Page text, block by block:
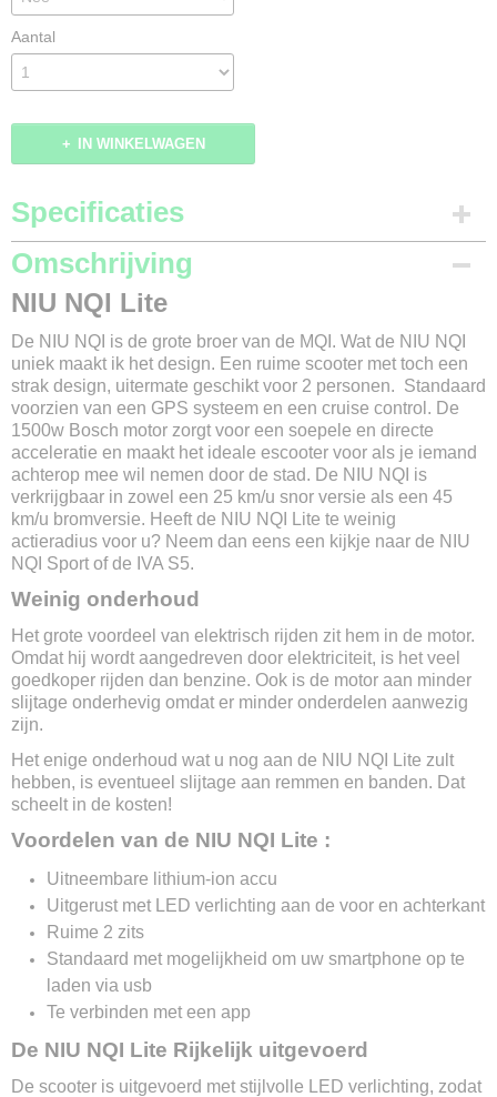
Aantal
IN WINKELWAGEN
Specificaties
Productcode
142-711
Merk
Model
NQI Lite
Kleur
Blauw / Zwart / Grijs / Wit
Max. snelheid
25 km/u of 45 km/u
Gewicht
95 kg
Max. belasting
220 kg
Afmetingen
Actieradius
Tot 70 km (-30% 45km/u)
Soort accu
Lithium-ion
26 Ah
Optie voor 2e accu
Nee
Max. oplaadtijd
Uitneembare accu
Ja
Stroomoutput motor
1500w
Type motor
Bosch
Led
Wielen
Omschrijving
NIU NQI Lite
De NIU NQI is de grote broer van de MQI. Wat de NIU NQI
uniek maakt ik het design. Een ruime scooter met toch een
strak design, uitermate geschikt voor 2 personen. Standaard
voorzien van een GPS systeem en een cruise control. De
1500w Bosch motor zorgt voor een soepele en directe
acceleratie en maakt het ideale escooter voor als je iemand
achterop mee wil nemen door de stad. De NIU NQI is
verkrijgbaar in zowel een 25 km/u snor versie als een 45
km/u bromversie. Heeft de NIU NQI Lite te weinig
actieradius voor u? Neem dan eens een kijkje naar de NIU
NQI Sport of de IVA S5.
Weinig onderhoud
Het grote voordeel van elektrisch rijden zit hem in de motor.
Omdat hij wordt aangedreven door elektriciteit, is het veel
goedkoper rijden dan benzine. Ook is de motor aan minder
slijtage onderhevig omdat er minder onderdelen aanwezig
zijn.
Het enige onderhoud wat u nog aan de NIU NQI Lite zult
hebben, is eventueel slijtage aan remmen en banden. Dat
scheelt in de kosten!
Voordelen van de NIU NQI Lite :
Uitneembare lithium-ion accu
Uitgerust met LED verlichting aan de voor en achterkant
Ruime 2 zits
Standaard met mogelijkheid om uw smartphone op te
laden via usb
Te verbinden met een app
De NIU NQI Lite Rijkelijk uitgevoerd
De scooter is uitgevoerd met stijlvolle LED verlichting, zodat